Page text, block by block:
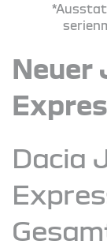
Neuer
Dacia